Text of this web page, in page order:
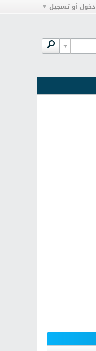
دخول أو تسجيل